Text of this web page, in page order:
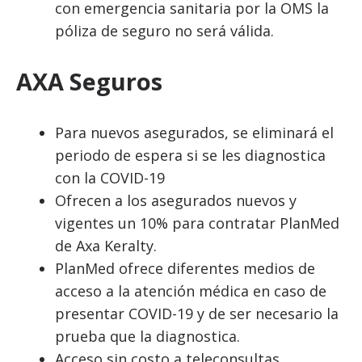
con emergencia sanitaria por la OMS la
póliza de seguro no será válida.
AXA Seguros
Para nuevos asegurados, se eliminará el
periodo de espera si se les diagnostica
con la COVID-19
Ofrecen a los asegurados nuevos y
vigentes un 10% para contratar PlanMed
de Axa Keralty.
PlanMed ofrece diferentes medios de
acceso a la atención médica en caso de
presentar COVID-19 y de ser necesario la
prueba que la diagnostica.